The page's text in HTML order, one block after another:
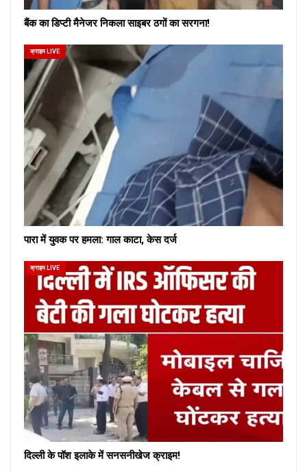
बैंक का डिप्टी मैनेजर निकला साइबर ठगों का सरगना!
क्राइम LIVE
पारा में युवक पर हमला: गाल काटा, केस दर्ज
क्राइम LIVE
दिल्ली के पॉश इलाके में सनसनीखेज क्राइम!